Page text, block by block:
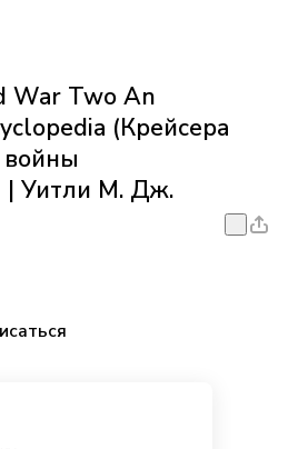
War Two An
(Крейсера
| Уитли М. Дж.